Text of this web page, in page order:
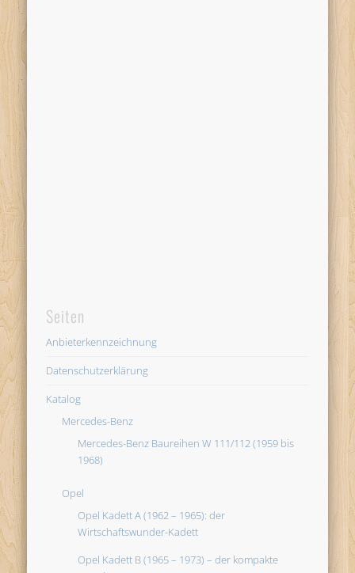
Seiten
Anbieterkennzeichnung
Datenschutzerklärung
Katalog
Mercedes-Benz
Mercedes-Benz Baureihen W 111/112 (1959 bis
1968)
Opel
Opel Kadett A (1962 – 1965): der
Wirtschaftswunder-Kadett
Opel Kadett B (1965 – 1973) – der kompakte